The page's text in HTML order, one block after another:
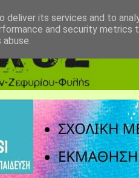
its services and to
and security metrics